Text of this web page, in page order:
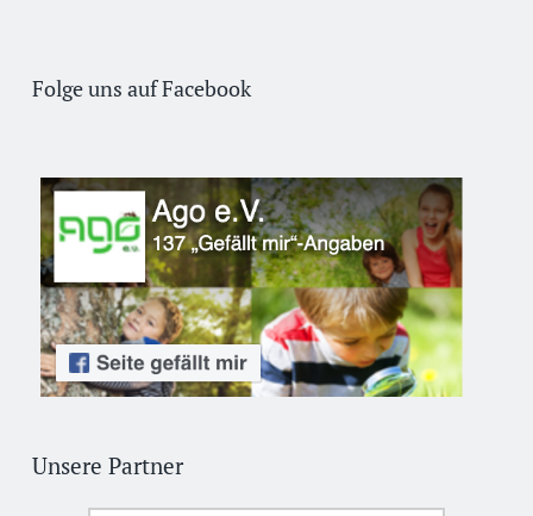
Folge uns auf Facebook
Unsere Partner